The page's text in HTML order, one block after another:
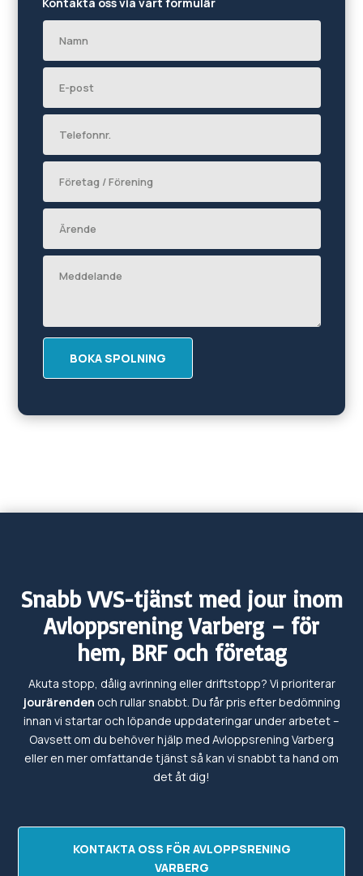
BOKA SPOLNING
Snabb VVS-tjänst med jour inom
AvloppsreningVarberg – för
hem, BRF och företag
Akuta stopp, dålig avrinning eller driftstopp? Vi prioriterar
jourärenden och rullar snabbt. Du får pris efter bedömning
innan vi startar och löpande uppdateringar under arbetet –
Oavsett om du behöver hjälp med Avloppsrening Varberg
eller en mer omfattande tjänst så kan vi snabbt ta hand om
det åt dig!
KONTAKTA OSS FÖR AVLOPPSRENING
VARBERG